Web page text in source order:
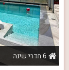
6 חדרי שינה